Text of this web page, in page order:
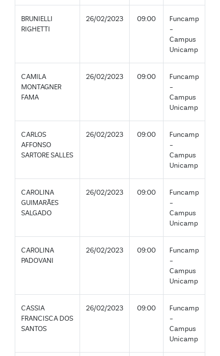
BRUNIELLI
RIGHETTI
26/02/2023 09:00
Funcamp
-
Campus
Unicamp
CAMILA
MONTAGNER
FAMA
26/02/2023 09:00
Funcamp
-
Campus
Unicamp
CARLOS
AFFONSO
SARTORE SALLES
26/02/2023 09:00
Funcamp
-
Campus
Unicamp
CAROLINA
GUIMARÃES
SALGADO
26/02/2023 09:00
Funcamp
-
Campus
Unicamp
CAROLINA
PADOVANI
26/02/2023 09:00
Funcamp
-
Campus
Unicamp
CASSIA
FRANCISCA DOS
SANTOS
26/02/2023 09:00
Funcamp
-
Campus
Unicamp